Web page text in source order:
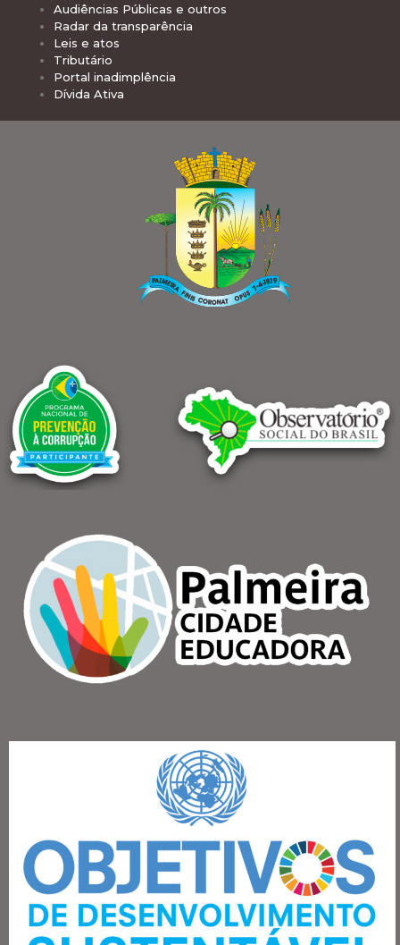
Audiências Públicas e outros
Radar da transparência
Leis e atos
Tributário
Portal inadimplência
Dívida Ativa